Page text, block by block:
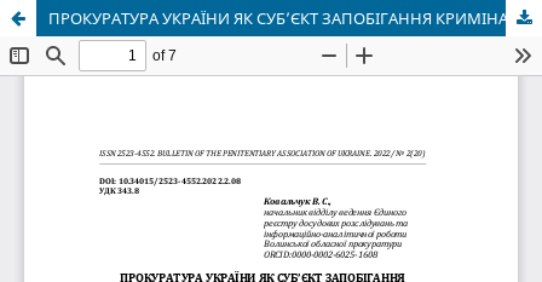
ПРОКУРАТУРА УКРАЇНИ ЯК СУБ’ЄКТ ЗАПОБІГАННЯ КРИМІНАЛЬНИМ ПРАВОПОРУШЕННЯМ У СФЕРІ ВИКОНАННЯ ПОКАРАНЬ І ПРОБАЦІЇ УКРАЇНИ